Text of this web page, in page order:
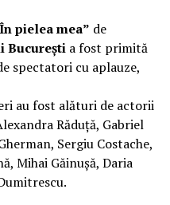
Bogdan Ivanovici
Francisca Vass
filmul„În pielea mea”
distribuit de
fragmente din
sunt disponibile pe
pielea mea” de
Bucureștia fost primită
spectatori cu aplauze,
au fost alături de actorii
Răduță, Gabriel
Sergiu Costache,
Mihai Găinușă, Daria